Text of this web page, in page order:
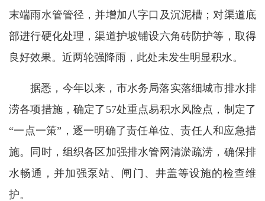
末端雨水管管径，并增加八字口及沉泥槽；对渠道底
部进行硬化处理，渠道护坡铺设六角砖防护等，取得
良好效果。近两轮强降雨，此处未发生明显积水。
据悉，今年以来，市水务局落实落细城市排水排
涝各项措施，确定了57处重点易积水风险点，制定了
“一点一策”，逐一明确了责任单位、责任人和应急措
施。同时，组织各区加强排水管网清淤疏涝，确保排
水畅通，并加强泵站、闸门、井盖等设施的检查维
护。